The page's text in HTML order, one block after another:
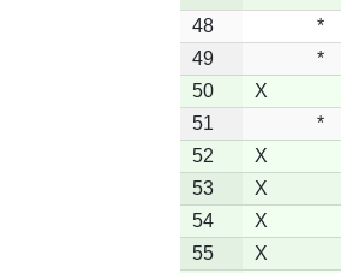
48
*
49
*
50
X
51
*
52
X
53
X
54
X
55
X